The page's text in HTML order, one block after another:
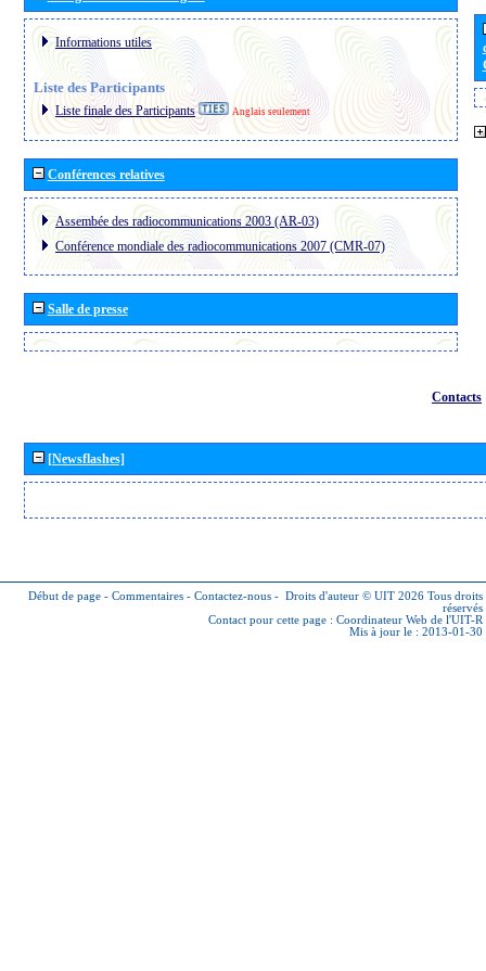
Informations utiles
Liste des Participants
Liste finale des Participants Anglais seulement
Conférences relatives
Assembée des radiocommunications 2003 (AR-03)
Conférence mondiale des radiocommunications 2007 (CMR-07)
Salle de presse
Contacts
[Newsflashes]
Début de page - Commentaires - Contactez-nous - Droits d'auteur © UIT 2026 Tous droits
réservés
Contact pour cette page : Coordinateur Web de l'UIT-R
Mis à jour le : 2013-01-30